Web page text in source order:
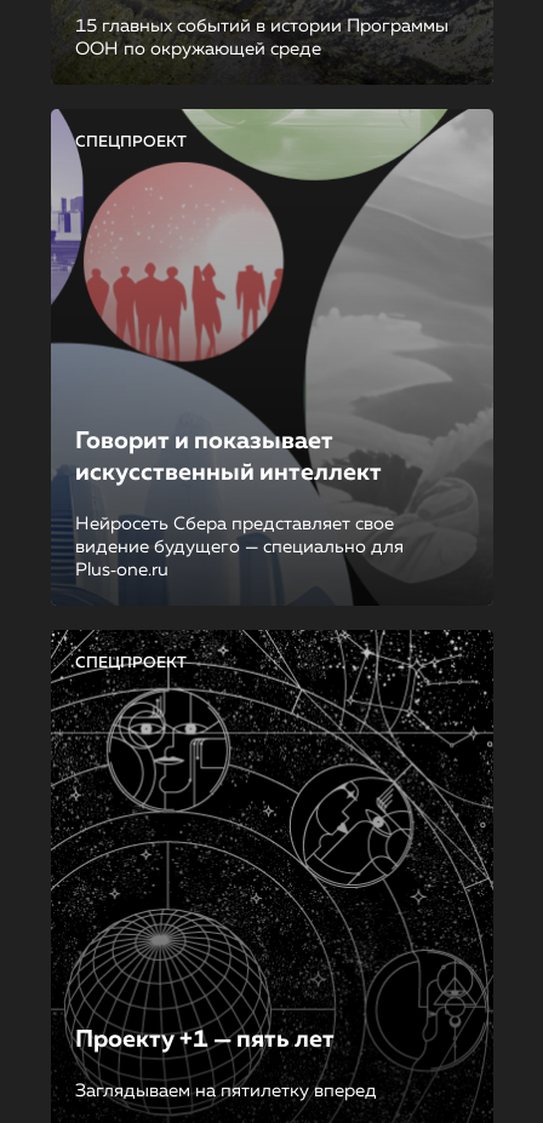
15 главных событий в истории Программы
ООН по окружающей среде
СПЕЦПРОЕКТ
Говорит и показывает
искусственный интеллект
Нейросеть Сбера представляет свое
видение будущего — специально для
Plus‑one.ru
СПЕЦПРОЕКТ
Проекту +1 — пять лет
Заглядываем на пятилетку вперед